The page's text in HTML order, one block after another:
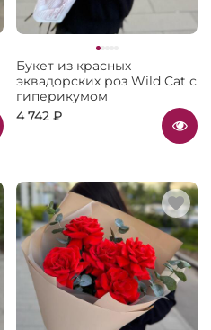
Букет из красных
эквадорских роз Wild Cat с
гиперикумом
4 742 ₽